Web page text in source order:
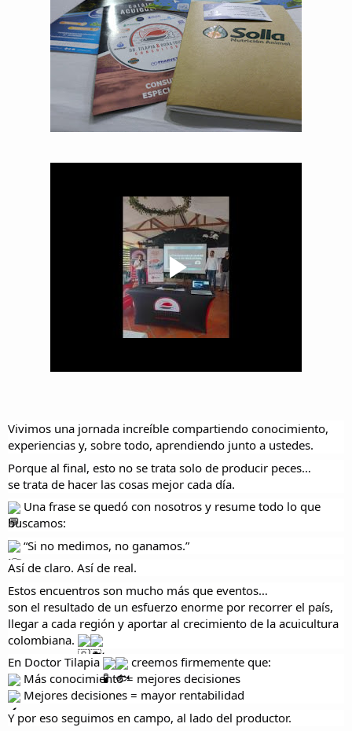
Vivimos una jornada increíble compartiendo conocimiento,
experiencias y, sobre todo, aprendiendo junto a ustedes.
Porque al final, esto no se trata solo de producir peces…
se trata de hacer las cosas mejor cada día.
Una frase se quedó con nosotros y resume todo lo que
buscamos:
“Si no medimos, no ganamos.”
Así de claro. Así de real.
Estos encuentros son mucho más que eventos…
son el resultado de un esfuerzo enorme por recorrer el país,
llegar a cada región y aportar al crecimiento de la acuicultura
colombiana.
En Doctor Tilapia
creemos firmemente que:
Más conocimiento = mejores decisiones
Mejores decisiones = mayor rentabilidad
Y por eso seguimos en campo, al lado del productor.